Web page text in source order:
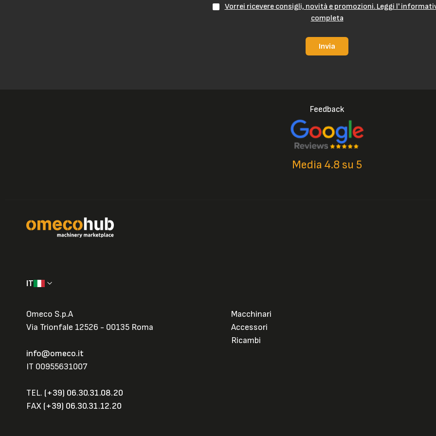
Vorrei ricevere consigli, novità e promozioni. Leggi l'
completa
Invia
Feedback
Media 4.8 su 5
IT
Omeco S.p.A
Via Trionfale 12526 - 00135 Roma
info@omeco.it
IT 00955631007
TEL. (+39) 06.30.31.08.20
FAX (+39) 06.30.31.12.20
Macchinari
Accessori
Ricambi